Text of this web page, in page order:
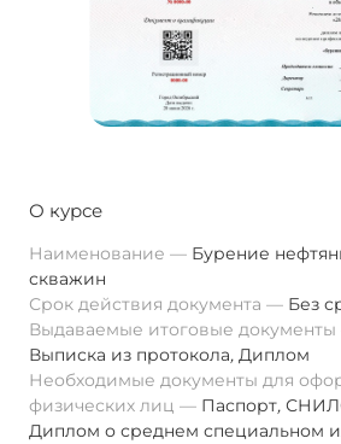
О курсе
Наименование
Бурение
скважин
Срок действия документа
Без
Выдаваемые итоговые документы
Выписка из протокола, Диплом
Необходимые документы для
физических лиц
Паспорт,
Диплом о среднем специальном